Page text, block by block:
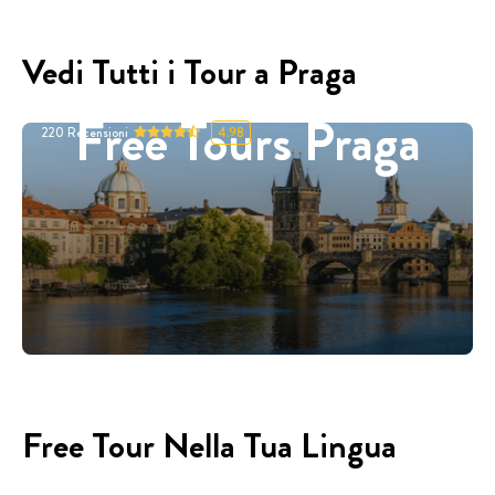
Vedi Tutti i Tour a Praga
Free Tours Praga
220 Recensioni 4.98
Free Tour Nella Tua Lingua